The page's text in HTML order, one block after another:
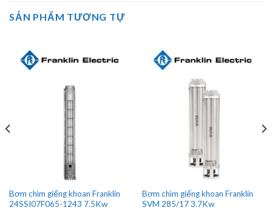
SẢN PHẨM TƯƠNG TỰ
Bơm chìm giếng khoan Franklin
24SSI07F065-1243 7.5Kw
Bơm chìm giếng khoan Franklin
SVM 285/17 3.7Kw